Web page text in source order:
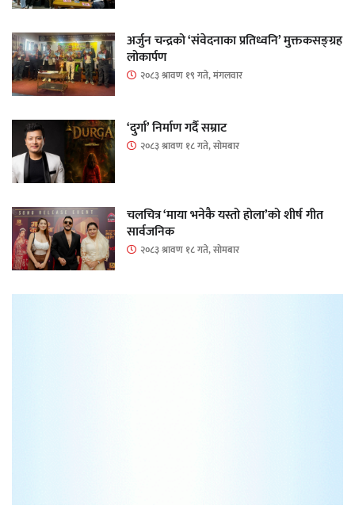
अर्जुन चन्द्रको ‘संवेदनाका प्रतिध्वनि’ मुक्तकसङ्ग्रह
लोकार्पण
२०८३ श्रावण १९ गते, मंगलवार
‘दुर्गा’ निर्माण गर्दै सम्राट
२०८३ श्रावण १८ गते, सोमबार
चलचित्र ‘माया भनेकै यस्तो होला’को शीर्ष गीत
सार्वजनिक
२०८३ श्रावण १८ गते, सोमबार